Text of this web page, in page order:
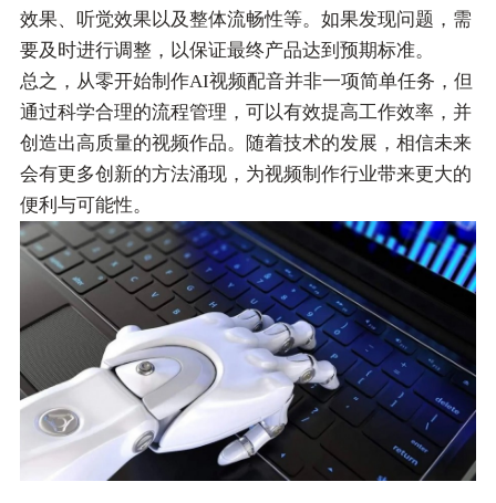
效果、听觉效果以及整体流畅性等。如果发现问题，需
要及时进行调整，以保证最终产品达到预期标准。
总之，从零开始制作AI视频配音并非一项简单任务，但
通过科学合理的流程管理，可以有效提高工作效率，并
创造出高质量的视频作品。随着技术的发展，相信未来
会有更多创新的方法涌现，为视频制作行业带来更大的
便利与可能性。